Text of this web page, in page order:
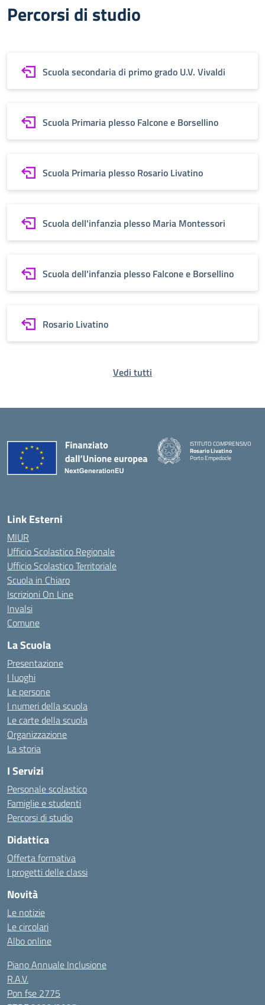
Percorsi di studio
Scuola secondaria di primo grado U.V. Vivaldi
Scuola Primaria plesso Falcone e Borsellino
Scuola Primaria plesso Rosario Livatino
Scuola dell'infanzia plesso Maria Montessori
Scuola dell'infanzia plesso Falcone e Borsellino
Rosario Livatino
Vedi tutti
ISTITUTO COMPRENSIVO
Rosario Livatino
Porto Empedocle
Link Esterni
MIUR
Ufficio Scolastico Regionale
Ufficio Scolastico Territoriale
Scuola in Chiaro
Iscrizioni On Line
Invalsi
Comune
La Scuola
Presentazione
I luoghi
Le persone
I numeri della scuola
Le carte della scuola
Organizzazione
La storia
I Servizi
Personale scolastico
Famiglie e studenti
Percorsi di studio
Didattica
Offerta formativa
I progetti delle classi
Novità
Le notizie
Le circolari
Albo online
Piano Annuale Inclusione
R.A.V.
Pon fse 2775